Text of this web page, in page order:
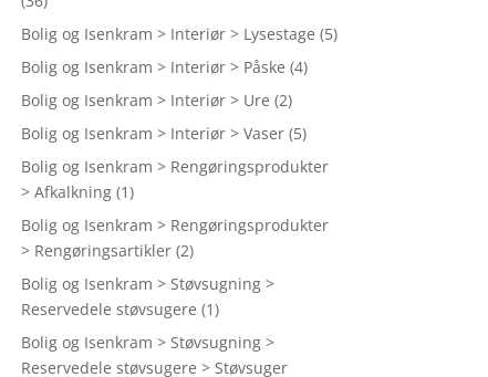
Bolig og Isenkram > Interiør > Lysestage (5)
Bolig og Isenkram > Interiør > Påske (4)
Bolig og Isenkram > Interiør > Ure (2)
Bolig og Isenkram > Interiør > Vaser (5)
Bolig og Isenkram > Rengøringsprodukter
> Afkalkning (1)
Bolig og Isenkram > Rengøringsprodukter
> Rengøringsartikler (2)
Bolig og Isenkram > Støvsugning >
Reservedele støvsugere (1)
Bolig og Isenkram > Støvsugning >
Reservedele støvsugere > Støvsuger